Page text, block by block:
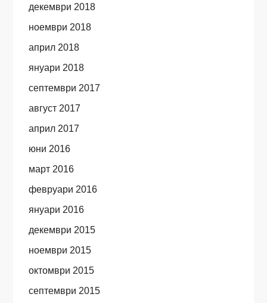
декември 2018
ноември 2018
април 2018
януари 2018
септември 2017
август 2017
април 2017
юни 2016
март 2016
февруари 2016
януари 2016
декември 2015
ноември 2015
октомври 2015
септември 2015